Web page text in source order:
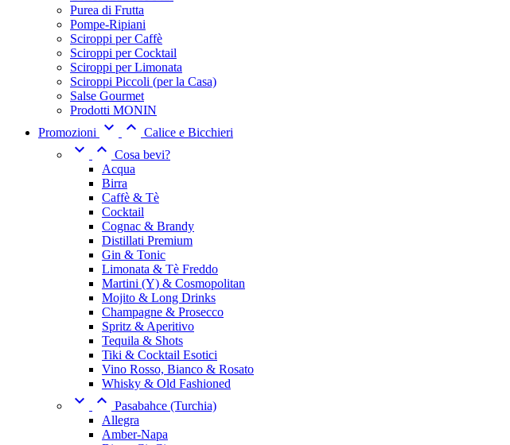
Purea di Frutta
Pompe-Ripiani
Sciroppi per Caffè
Sciroppi per Cocktail
Sciroppi per Limonata
Sciroppi Piccoli (per la Casa)
Salse Gourmet
Prodotti MONIN
Promozioni
  Calice e Bicchieri
  Cosa bevi?
Acqua
Birra
Caffè & Tè
Cocktail
Cognac & Brandy
Distillati Premium
Gin & Tonic
Limonata & Tè Freddo
Martini (Y) & Cosmopolitan
Mojito & Long Drinks
Champagne & Prosecco
Spritz & Aperitivo
Tequila & Shots
Tiki & Cocktail Esotici
Vino Rosso, Bianco & Rosato
Whisky & Old Fashioned
  Pasabahce (Turchia)
Allegra
Amber-Napa